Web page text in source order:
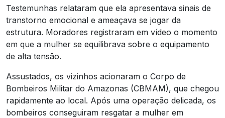
Testemunhas relataram que ela apresentava sinais de
transtorno emocional e ameaçava se jogar da
estrutura. Moradores registraram em vídeo o momento
em que a mulher se equilibrava sobre o equipamento
de alta tensão.
Assustados, os vizinhos acionaram o Corpo de
Bombeiros Militar do Amazonas (CBMAM), que chegou
rapidamente ao local. Após uma operação delicada, os
bombeiros conseguiram resgatar a mulher em